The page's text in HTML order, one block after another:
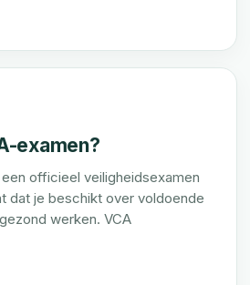
examen?
officieel veiligheidsexamen
dat je beschikt over voldoende
werken. VCA